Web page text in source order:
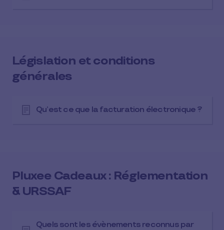
Législation et conditions
générales
Qu’est ce que la facturation électronique ? ​
Pluxee Cadeaux : Réglementation
& URSSAF
Quels sont les évènements reconnus par